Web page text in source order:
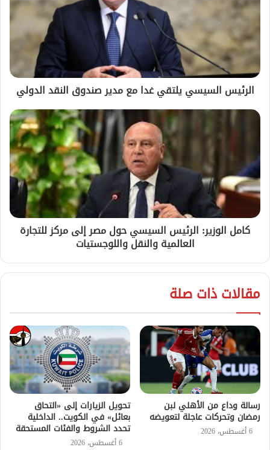
الرئيس السيسي يلتقي غدا مع مدير صندوق النقد الدولي
كامل الوزير: الرئيس السيسي حول مصر إلى مركز للتجارة
العالمية والنقل واللوجستيات
مقالات ذات صلة
رسالة وداع من الأهلي لبن
رمضان وتحركات عاجلة لتعويضه
6 أغسطس، 2026
تحويل الزيارات إلى «التحاق
بعائل» في الكويت.. الداخلية
تحدد الشروط والفئات المستحقة
6 أغسطس، 2026